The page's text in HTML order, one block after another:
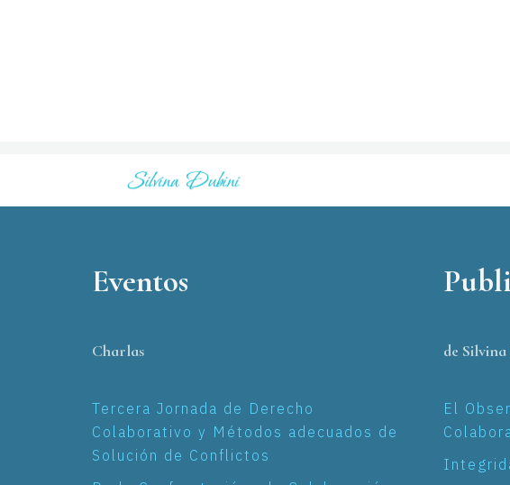
Eventos
Charlas
Tercera Jornada de Derecho
Colaborativo y Métodos adecuados de
Solución de Conflictos
de
El